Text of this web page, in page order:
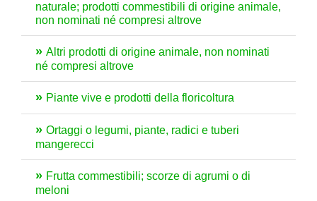
naturale; prodotti commestibili di origine animale,
non nominati né compresi altrove
Altri prodotti di origine animale, non nominati
né compresi altrove
Piante vive e prodotti della floricoltura
Ortaggi o legumi, piante, radici e tuberi
mangerecci
Frutta commestibili; scorze di agrumi o di
meloni